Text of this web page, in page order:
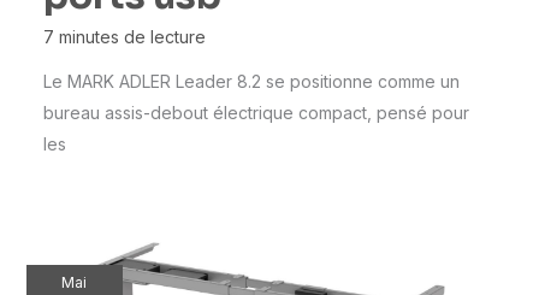
7 minutes de lecture
Le MARK ADLER Leader 8.2 se positionne comme un
bureau assis-debout électrique compact, pensé pour
les
Mai